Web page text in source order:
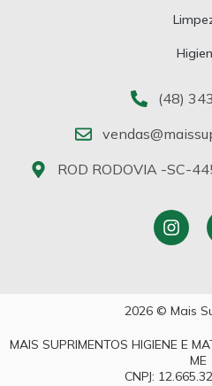
(48)
ROD RODOVIA -SC-
2026 © Mais
MAIS SUPRIMENTOS HIGIENE E
ME
CNPJ: